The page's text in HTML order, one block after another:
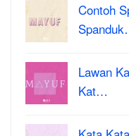
Contoh
Lawan
Kat…